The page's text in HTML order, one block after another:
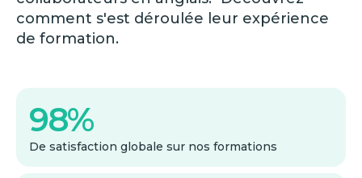
comment s'est déroulée leur expérience
de formation.
98%
De satisfaction globale sur nos formations